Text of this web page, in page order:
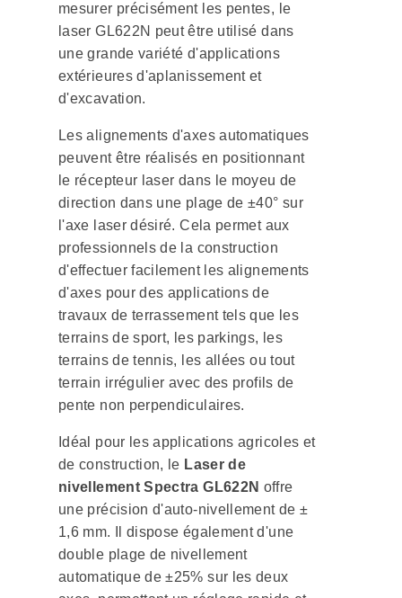
mesurer précisément les pentes, le
laser GL622N peut être utilisé dans
une grande variété d'applications
extérieures d'aplanissement et
d'excavation.
Les alignements d'axes automatiques
peuvent être réalisés en positionnant
le récepteur laser dans le moyeu de
direction dans une plage de ±40° sur
l'axe laser désiré. Cela permet aux
professionnels de la construction
d'effectuer facilement les alignements
d'axes pour des applications de
travaux de terrassement tels que les
terrains de sport, les parkings, les
terrains de tennis, les allées ou tout
terrain irrégulier avec des profils de
pente non perpendiculaires.
Idéal pour les applications agricoles et
de construction, le Laser de
nivellement Spectra GL622N offre
une précision d'auto-nivellement de ±
1,6 mm. Il dispose également d'une
double plage de nivellement
automatique de ±25% sur les deux